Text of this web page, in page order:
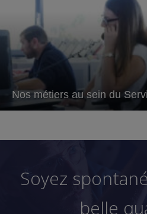
Nos métiers au sein du
Soyez
belle